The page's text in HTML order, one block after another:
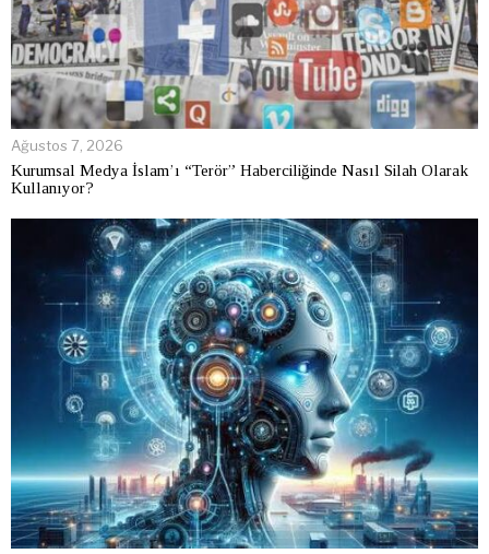
Ağustos 7, 2026
Kurumsal Medya İslam’ı “Terör” Haberciliğinde Nasıl Silah Olarak
Kullanıyor?